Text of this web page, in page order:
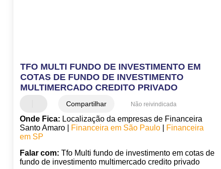
TFO MULTI FUNDO DE INVESTIMENTO EM
COTAS DE FUNDO DE INVESTIMENTO
MULTIMERCADO CREDITO PRIVADO
Compartilhar Não reivindicada
Onde Fica: Localização da empresas de Financeira
Santo Amaro |
Financeira em São Paulo|
Financeira
em SP
Falar com: Tfo Multi fundo de investimento em cotas de
fundo de investimento multimercado credito privado